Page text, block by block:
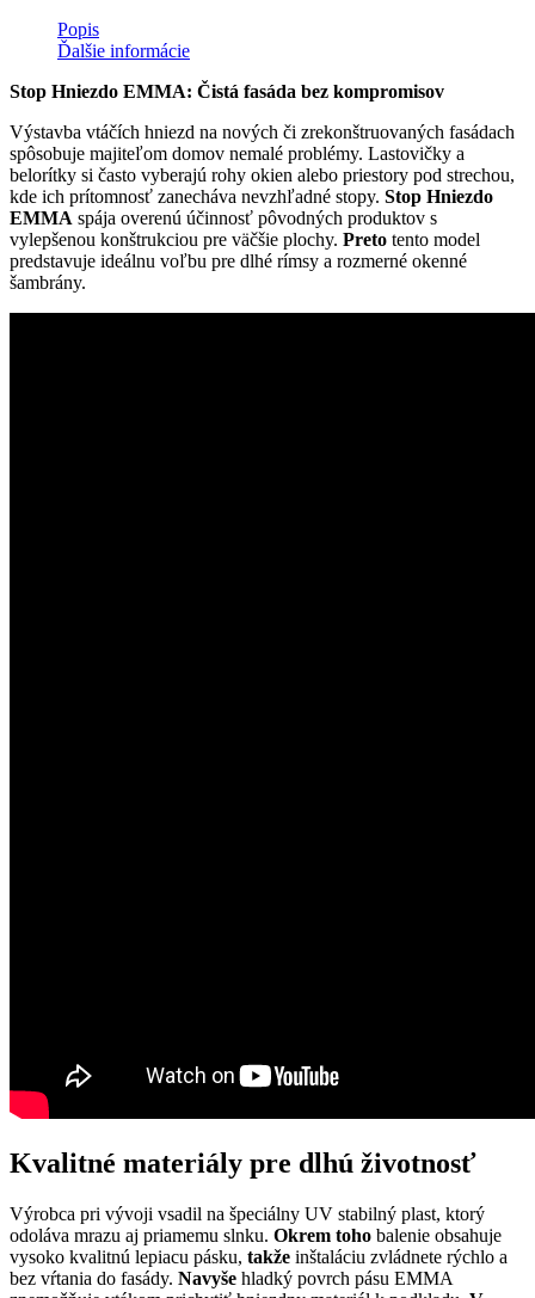
Popis
Ďalšie informácie
Stop Hniezdo EMMA: Čistá fasáda bez kompromisov
Výstavba vtáčích hniezd na nových či zrekonštruovaných fasádach
spôsobuje majiteľom domov nemalé problémy. Lastovičky a
belorítky si často vyberajú rohy okien alebo priestory pod strechou,
kde ich prítomnosť zanecháva nevzhľadné stopy. Stop Hniezdo
EMMA spája overenú účinnosť pôvodných produktov s
vylepšenou konštrukciou pre väčšie plochy. Preto tento model
predstavuje ideálnu voľbu pre dlhé rímsy a rozmerné okenné
šambrány.
Kvalitné materiály pre dlhú životnosť
Výrobca pri vývoji vsadil na špeciálny UV stabilný plast, ktorý
odoláva mrazu aj priamemu slnku. Okrem toho balenie obsahuje
vysoko kvalitnú lepiacu pásku, takže inštaláciu zvládnete rýchlo a
bez vŕtania do fasády. Navyše hladký povrch pásu EMMA